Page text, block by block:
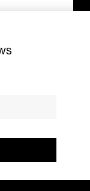
| Geproduceerd door